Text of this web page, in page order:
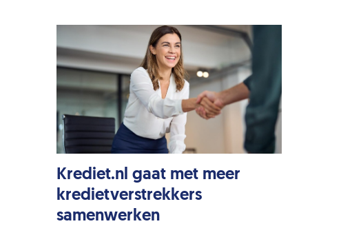
Krediet.nl gaat met meer
kredietverstrekkers
samenwerken